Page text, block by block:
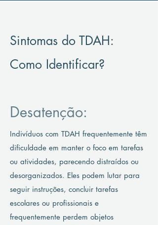
Sintomas do TDAH:
Como Identificar?
Desatenção:
Indivíduos com TDAH frequentemente têm
dificuldade em manter o foco em tarefas
ou atividades, parecendo distraídos ou
desorganizados. Eles podem lutar para
seguir instruções, concluir tarefas
escolares ou profissionais e
frequentemente perdem objetos